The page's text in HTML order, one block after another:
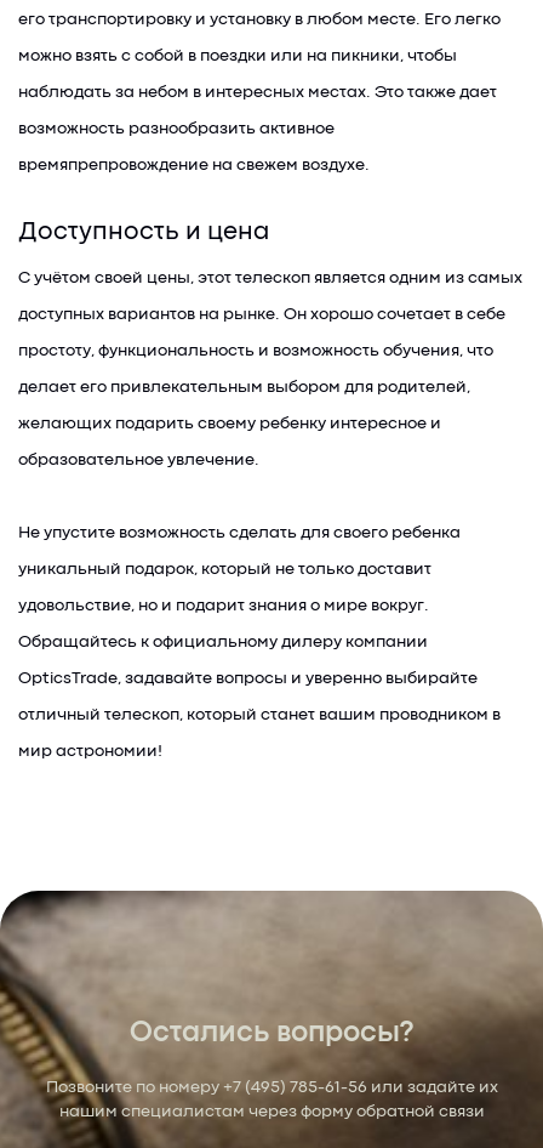
его транспортировку и установку в любом месте. Его легко
можно взять с собой в поездки или на пикники, чтобы
наблюдать за небом в интересных местах. Это также дает
возможность разнообразить активное
времяпрепровождение на свежем воздухе.
Доступность и цена
С учётом своей цены, этот телескоп является одним из самых
доступных вариантов на рынке. Он хорошо сочетает в себе
простоту, функциональность и возможность обучения, что
делает его привлекательным выбором для родителей,
желающих подарить своему ребенку интересное и
образовательное увлечение.
Не упустите возможность сделать для своего ребенка
уникальный подарок, который не только доставит
удовольствие, но и подарит знания о мире вокруг.
Обращайтесь к официальному дилеру компании
OpticsTrade, задавайте вопросы и уверенно выбирайте
отличный телескоп, который станет вашим проводником в
мир астрономии!
Остались вопросы?
Позвоните по номеру +7 (495) 785-61-56 или задайте их
нашим специалистам через форму обратной связи